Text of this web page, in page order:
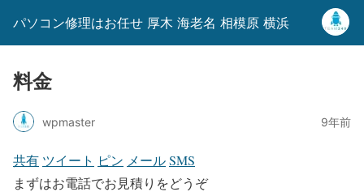
パソコン修理はお任せ 厚木 海老名 相模原 横浜
料金
wpmaster 9年前
共有 ツイート ピン メールSMS
まずはお電話でお見積りをどうぞ